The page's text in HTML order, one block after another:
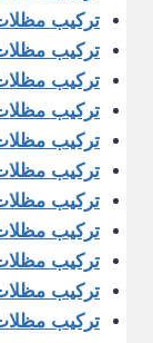
تركيب
تركيب
تركيب
تركيب
تركيب
تركيب
تركيب
تركيب
تركيب
تركيب
تركيب